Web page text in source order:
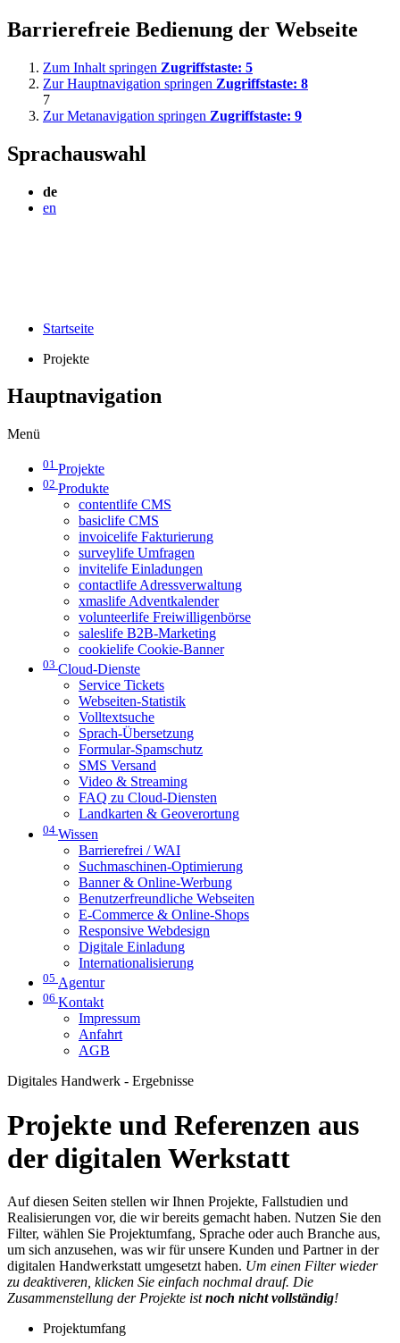
Barrierefreie Bedienung der Webseite
Zum Inhalt springen Zugriffstaste: 5
Zur Hauptnavigation springen Zugriffstaste: 8
7
Zur Metanavigation springen Zugriffstaste: 9
Sprachauswahl
de
en
Startseite
Projekte
Hauptnavigation
Menü
01 Projekte
02 Produkte
contentlife CMS
basiclife CMS
invoicelife Fakturierung
surveylife Umfragen
invitelife Einladungen
contactlife Adressverwaltung
xmaslife Adventkalender
volunteerlife Freiwilligenbörse
saleslife B2B-Marketing
cookielife Cookie-Banner
03 Cloud-Dienste
Service Tickets
Webseiten-Statistik
Volltextsuche
Sprach-Übersetzung
Formular-Spamschutz
SMS Versand
Video & Streaming
FAQ zu Cloud-Diensten
Landkarten & Geoverortung
04 Wissen
Barrierefrei / WAI
Suchmaschinen-Optimierung
Banner & Online-Werbung
Benutzerfreundliche Webseiten
E-Commerce & Online-Shops
Responsive Webdesign
Digitale Einladung
Internationalisierung
05 Agentur
06 Kontakt
Impressum
Anfahrt
AGB
Digitales Handwerk - Ergebnisse
Projekte und Referenzen aus
der digitalen Werkstatt
Auf diesen Seiten stellen wir Ihnen Projekte, Fallstudien und
Realisierungen vor, die wir bereits gemacht haben. Nutzen Sie den
Filter, wählen Sie Projektumfang, Sprache oder auch Branche aus,
um sich anzusehen, was wir für unsere Kunden und Partner in der
digitalen Handwerkstatt umgesetzt haben. Um einen Filter wieder
zu deaktiveren, klicken Sie einfach nochmal drauf. Die
Zusammenstellung der Projekte istnoch nicht vollständig!
Projektumfang